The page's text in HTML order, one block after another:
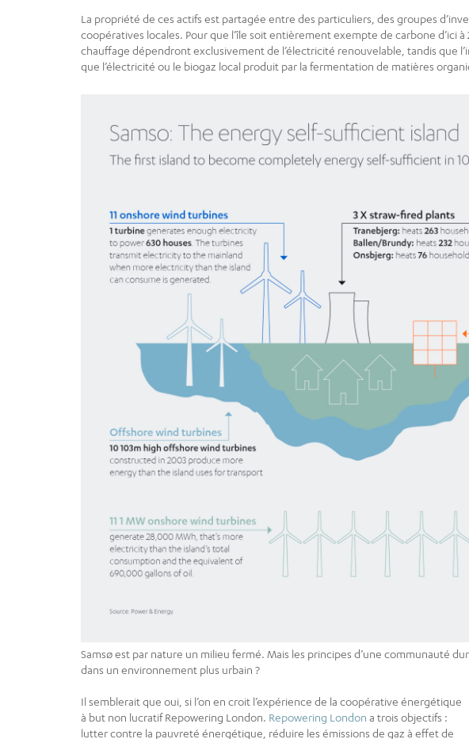
La propriété de ces actifs est partagée entre des particuliers, des groupes
coopératives locales. Pour que l’île soit entièrement exempte de carbone d’ici
chauffage dépendront exclusivement de l’électricité renouvelable, tandis que
que l’électricité ou le biogaz local produit par la fermentation de matières
Samsø est par nature un milieu fermé. Mais les principes d’une communauté
dans un environnement plus urbain ?
Il semblerait que oui, si l’on en croit l’expérience de la coopérative énergétique
à but non lucratif Repowering London. Repowering London a trois objectifs :
lutter contre la pauvreté énergétique, réduire les émissions de gaz à effet de